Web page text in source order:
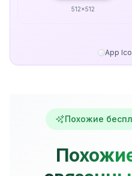
512x512
App
Похожие